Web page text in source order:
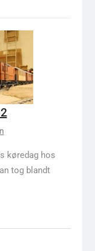
køredag hos
tog blandt